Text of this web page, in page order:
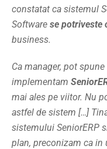
constatat ca sistemul
Software se potriveste
business.
Ca manager, pot
implementam
mai ales pe viitor. Nu
astfel de sistem […]
sistemului SeniorERP
plan, preconizam ca